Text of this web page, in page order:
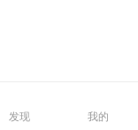
发现 我的